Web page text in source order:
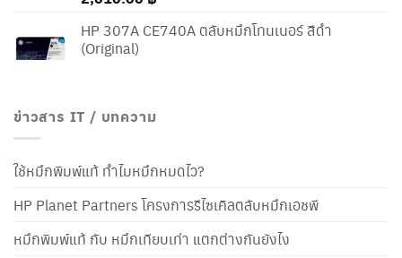
HP 307A CE740A ตลับหมึกโทนเนอร์ สีดำ
(Original)
ข่าวสาร IT / บทความ
ใช้หมึกพิมพ์แท้ ทำไมหมึกหมดไว?
HP Planet Partners โครงการรีไซเคิลตลับหมึกเอชพี
หมึกพิมพ์แท้ กับ หมึกเทียบเท่า แตกต่างกันยังไง